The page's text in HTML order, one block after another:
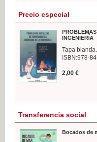
Precio especial
INGENIERÍA
Tapa
ISBN:978-
2,00 €
Transferencia social
Bocados de